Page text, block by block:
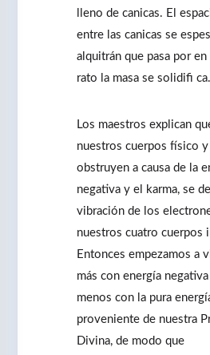
lleno de canicas. El
entre las canicas se
alquitrán que pasa por en
rato la masa se solidifi ca.
Los maestros explican
nuestros cuerpos físico
obstruyen a causa de la
negativa y el karma, se
vibración de los
nuestros cuatro cuerpos
Entonces empezamos a
más con energía
menos con la pura
proveniente de nuestra
Divina, de modo que